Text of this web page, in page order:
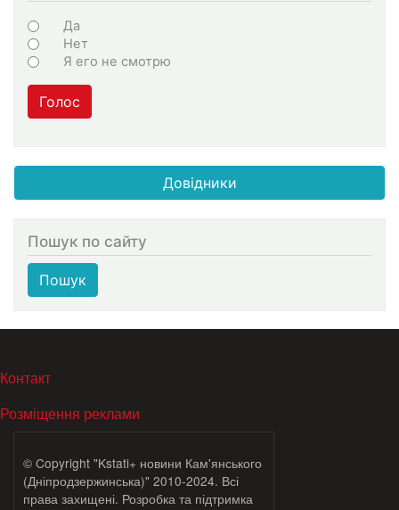
Choices
Да
Нет
Я его не смотрю
Голос
Довідники
Пошук по сайту
Пошук
МЕНЮ В ПОДВАЛЕ
Контакт
Розміщення реклами
© Copyright "Kstati+ новини Кам'янського
(Дніпродзержинська)" 2010-2024. Всі
права захищені. Розробка та підтримка